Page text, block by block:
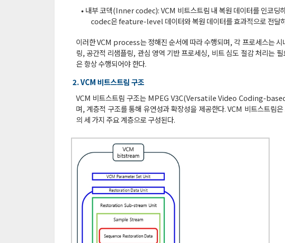
• 내부 코덱(Inner codec): VCM 비트스트림 내 복원 데이터를 인코
codec은 feature-level 데이터와 복원 데이터를 효과적으로 전달
이러한 VCM process는 정해진 순서에 따라 수행되며, 각 프로세스는
링, 공간적 리샘플링, 관심 영역 기반 프로세싱, 비트 심도 절감 처리는
은 항상 수행되어야 한다.
2. VCM 비트스트림 구조
VCM 비트스트림 구조는 MPEG V3C(Versatile Video Coding-
며, 계층적 구조를 통해 유연성과 확장성을 제공한다. VCM 비트스트림은
의 세 가지 주요 계층으로 구성된다.